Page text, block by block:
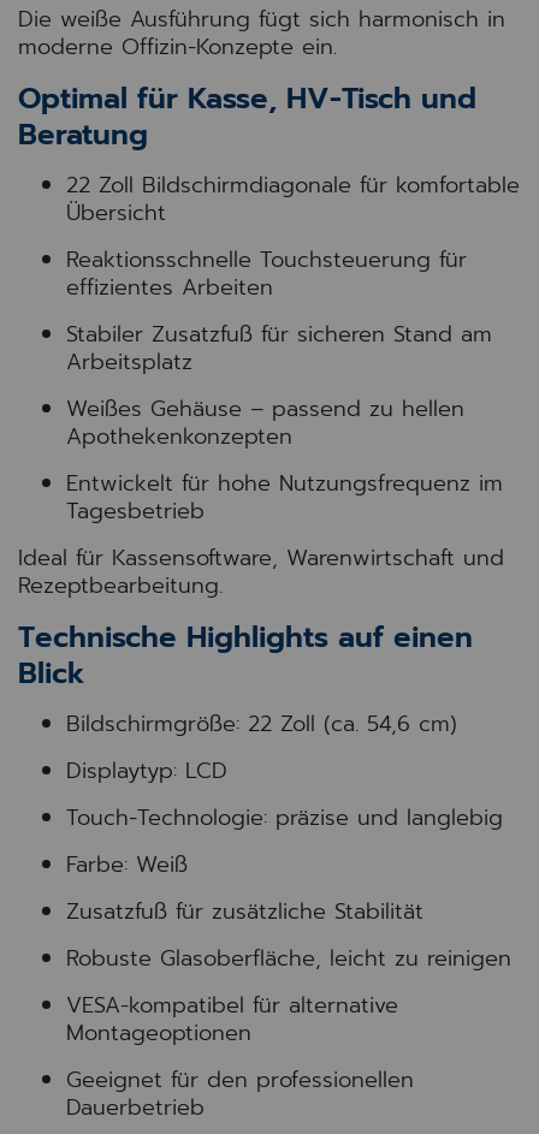
Die weiße Ausführung fügt sich harmonisch in
moderne Offizin-Konzepte ein.
Optimal für Kasse, HV-Tisch und
Beratung
22 Zoll Bildschirmdiagonale für komfortable
Übersicht
Reaktionsschnelle Touchsteuerung für
effizientes Arbeiten
Stabiler Zusatzfuß für sicheren Stand am
Arbeitsplatz
Weißes Gehäuse – passend zu hellen
Apothekenkonzepten
Entwickelt für hohe Nutzungsfrequenz im
Tagesbetrieb
Ideal für Kassensoftware, Warenwirtschaft und
Rezeptbearbeitung.
Technische Highlights auf einen
Blick
Bildschirmgröße: 22 Zoll (ca. 54,6 cm)
Displaytyp: LCD
Touch-Technologie: präzise und langlebig
Farbe: Weiß
Zusatzfuß für zusätzliche Stabilität
Robuste Glasoberfläche, leicht zu reinigen
VESA-kompatibel für alternative
Montageoptionen
Geeignet für den professionellen
Dauerbetrieb